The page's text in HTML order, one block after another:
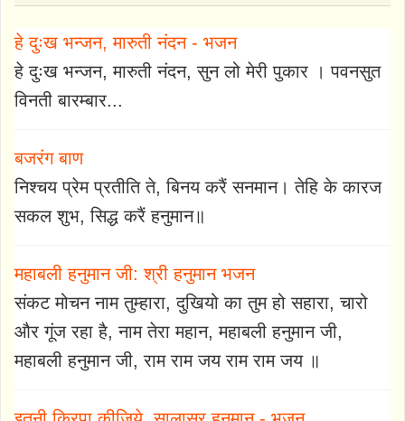
हे दुःख भन्जन, मारुती नंदन - भजन
हे दुःख भन्जन, मारुती नंदन, सुन लो मेरी पुकार । पवनसुत
विनती बारम्बार...
बजरंग बाण
निश्चय प्रेम प्रतीति ते, बिनय करैं सनमान। तेहि के कारज
सकल शुभ, सिद्ध करैं हनुमान॥
महाबली हनुमान जी: श्री हनुमान भजन
संकट मोचन नाम तुम्हारा, दुखियो का तुम हो सहारा, चारो
और गूंज रहा है, नाम तेरा महान, महाबली हनुमान जी,
महाबली हनुमान जी, राम राम जय राम राम जय ॥